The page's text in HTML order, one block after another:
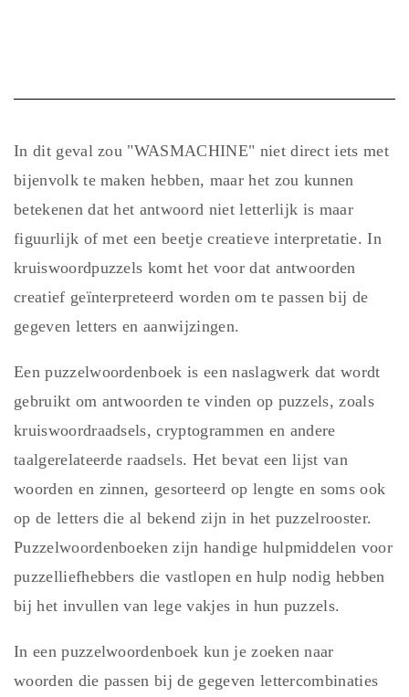
In dit geval zou "WASMACHINE" niet direct iets met
bijenvolk te maken hebben, maar het zou kunnen
betekenen dat het antwoord niet letterlijk is maar
figuurlijk of met een beetje creatieve interpretatie. In
kruiswoordpuzzels komt het voor dat antwoorden
creatief geïnterpreteerd worden om te passen bij de
gegeven letters en aanwijzingen.
Een puzzelwoordenboek is een naslagwerk dat wordt
gebruikt om antwoorden te vinden op puzzels, zoals
kruiswoordraadsels, cryptogrammen en andere
taalgerelateerde raadsels. Het bevat een lijst van
woorden en zinnen, gesorteerd op lengte en soms ook
op de letters die al bekend zijn in het puzzelrooster.
Puzzelwoordenboeken zijn handige hulpmiddelen voor
puzzelliefhebbers die vastlopen en hulp nodig hebben
bij het invullen van lege vakjes in hun puzzels.
In een puzzelwoordenboek kun je zoeken naar
woorden die passen bij de gegeven lettercombinaties